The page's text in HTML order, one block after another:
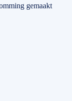
gemaakt